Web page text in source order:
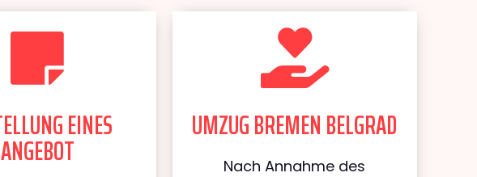
EINES
ANGEBOT
UMZUG BREMEN BELGRAD
Nach Annahme des